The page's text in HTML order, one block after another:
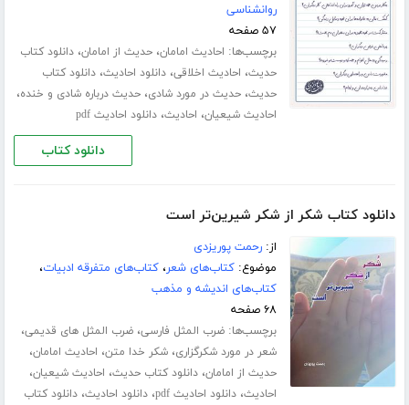
روانشناسی
۵۷ صفحه
برچسب‌ها: احادیث امامان،حدیث از امامان،دانلود کتاب
حدیث، احادیث اخلاقی،دانلود احادیث،دانلود کتاب
حدیث،حدیث در مورد شادی،حدیث درباره شادی و خنده،
احادیث شیعیان، احادیث،دانلود احادیث pdf
دانلود کتاب
دانلود کتاب شکر از شکر شیرین‌تر است
از:رحمت پوریزدی
موضوع:کتاب‌های شعر،کتاب‌های متفرقه ادبیات،
کتاب‌های اندیشه و مذهب
۶۸ صفحه
برچسب‌ها:ضرب المثل فارسی،ضرب المثل های قدیمی،
شعر در مورد شکرگزاری،شکر خدا متن، احادیث امامان،
حدیث از امامان،دانلود کتاب حدیث، احادیث شیعیان،
احادیث،دانلود احادیث pdf ،دانلود احادیث،دانلود کتاب